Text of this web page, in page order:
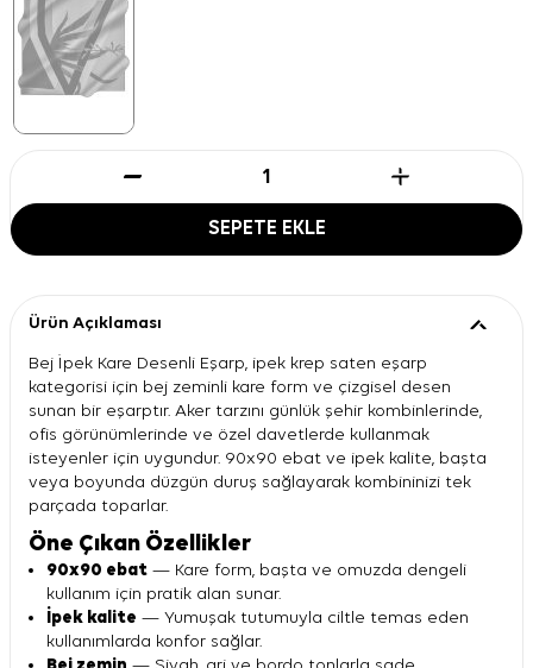
SEPETE EKLE
Ürün Açıklaması
Bej İpek Kare Desenli Eşarp, ipek krep saten eşarp
kategorisi için bej zeminli kare form ve çizgisel desen
sunan bir eşarptır. Aker tarzını günlük şehir kombinlerinde,
ofis görünümlerinde ve özel davetlerde kullanmak
isteyenler için uygundur. 90x90 ebat ve ipek kalite, başta
veya boyunda düzgün duruş sağlayarak kombininizi tek
parçada toparlar.
Öne Çıkan Özellikler
90x90 ebat — Kare form, başta ve omuzda dengeli
kullanım için pratik alan sunar.
İpek kalite — Yumuşak tutumuyla ciltle temas eden
kullanımlarda konfor sağlar.